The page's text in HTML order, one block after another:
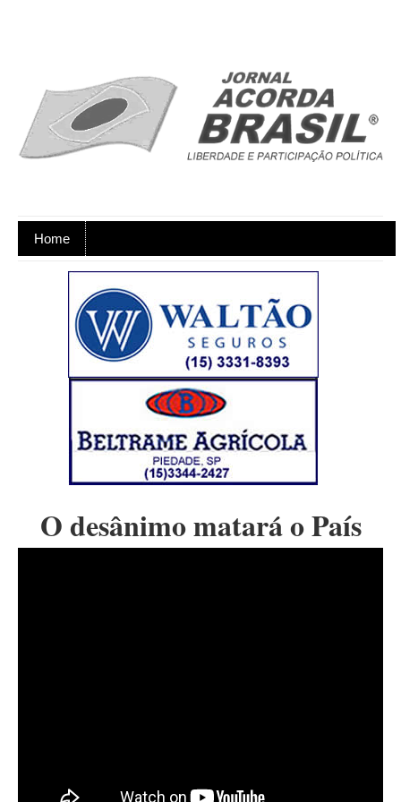
Home
Ano XX - Postagens nos dias úteis,
de segunda a sexta-feira
O desânimo matará o País